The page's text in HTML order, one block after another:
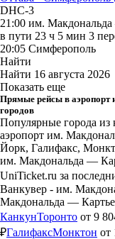
DHC-3
21:00 им.
в пути 23 ч 5 мин 3
20:05 Симферополь
Найти
Найти 16 августа 2026
Показать еще
Прямые рейсы в аэропорт
городов
Популярные города из
аэропорт им.
Йорк, Галифакс,
им. Макдональда —
UniTicket.ru за
Ванкувер - им.
Макдональда — Картье
КанкунТоронто от 9
₽ГалифаксМонктон от